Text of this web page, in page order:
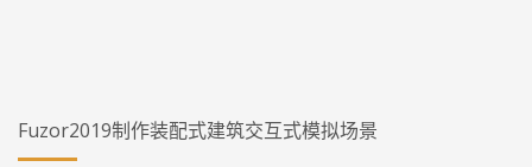
Fuzor2019制作装配式建筑交互式模拟场景